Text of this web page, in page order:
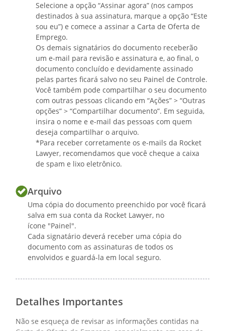
Selecione a opção “Assinar agora” (nos campos
destinados à sua assinatura, marque a opção “Este
sou eu”) e comece a assinar a Carta de Oferta de
Emprego.
Os demais signatários do documento receberão
um e-mail para revisão e assinatura e, ao final, o
documento concluído e devidamente assinado
pelas partes ficará salvo no seu Painel de Controle.
Você também pode compartilhar o seu documento
com outras pessoas clicando em “Ações” > “Outras
opções” > “Compartilhar documento”. Em seguida,
insira o nome e e-mail das pessoas com quem
deseja compartilhar o arquivo.
*Para receber corretamente os e-mails da Rocket
Lawyer, recomendamos que você cheque a caixa
de spam e lixo eletrônico.
Arquivo
Uma cópia do documento preenchido por você ficará
salva em sua conta da Rocket Lawyer, no
ícone "Painel".
Cada signatário deverá receber uma cópia do
documento com as assinaturas de todos os
envolvidos e guardá-la em local seguro.
Detalhes Importantes
Não se esqueça de revisar as informações contidas na